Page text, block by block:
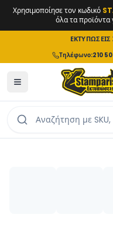
Χρησιμοποίησε τον κωδικό
όλα τα
Τηλέφωνο:210